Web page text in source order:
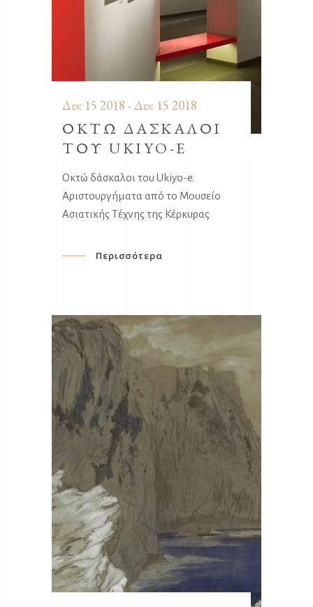
Δεκ 15 2018 - Δεκ 15 2018
ΟΚΤΩ ΔΑΣΚΑΛΟΙ
ΤΟΥ UKIYO-E
Οκτώ δάσκαλοι του Ukiyo-e.
Αριστουργήματα από το Μουσείο
Ασιατικής Τέχνης της Κέρκυρας
Περισσότερα